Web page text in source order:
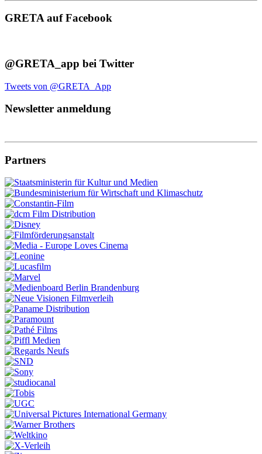
GRETA auf Facebook
@GRETA_app bei Twitter
Tweets von @GRETA_App
Newsletter anmeldung
Partners